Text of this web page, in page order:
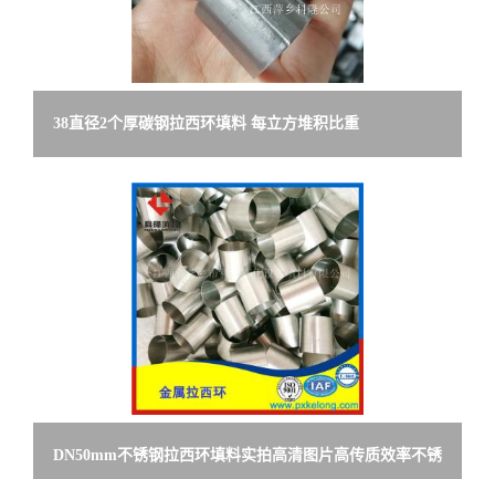
38直径2个厚碳钢拉西环填料 每立方堆积比重
DN50mm不锈钢拉西环填料实拍高清图片高传质效率不锈